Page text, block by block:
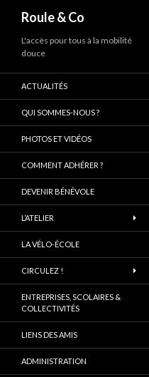
Roule & Co
L'accès pour tous à la mobilité
douce
ACTUALITÉS
QUI SOMMES-NOUS ?
PHOTOS ET VIDÉOS
COMMENT ADHÉRER ?
DEVENIR BÉNÉVOLE
L’ATELIER
LA VÉLO-ÉCOLE
CIRCULEZ !
ENTREPRISES, SCOLAIRES &
COLLECTIVITÉS
LIENS DES AMIS
ADMINISTRATION